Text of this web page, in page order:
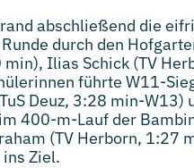
abschließend die
durch den
Ilias Schick (TV
führte W11-
Deuz, 3:28 min-W13)
400-m-Lauf der
(TV Herborn, 1:27
Ziel.